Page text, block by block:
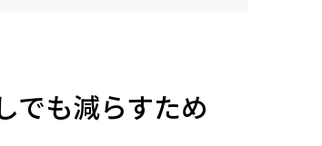
でも減らすため